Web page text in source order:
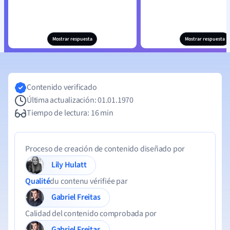
Mostrar respuesta Mostrar respuesta
Contenido verificado
Última actualización: 01.01.1970
Tiempo de lectura: 16 min
Proceso de creación de contenido diseñado por
Lily Hulatt
Qualitédu contenu vérifiée par
Gabriel Freitas
Calidad del contenido comprobada por